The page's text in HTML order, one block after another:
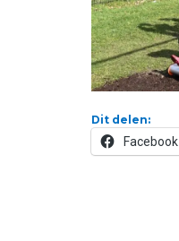
Dit delen:
Facebook